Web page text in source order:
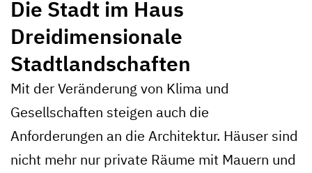
Die Stadt im Haus
Dreidimensionale
Stadtlandschaften
Mit der Veränderung von Klima und
Gesellschaften steigen auch die
Anforderungen an die Architektur. Häuser sind
nicht mehr nur private Räume mit Mauern und